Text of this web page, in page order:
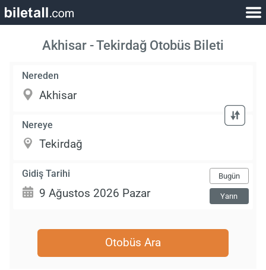
Akhisar - Tekirdağ Otobüs Bileti
Nereden
Nereye
Gidiş Tarihi Bugün
Yarın
Otobüs Ara